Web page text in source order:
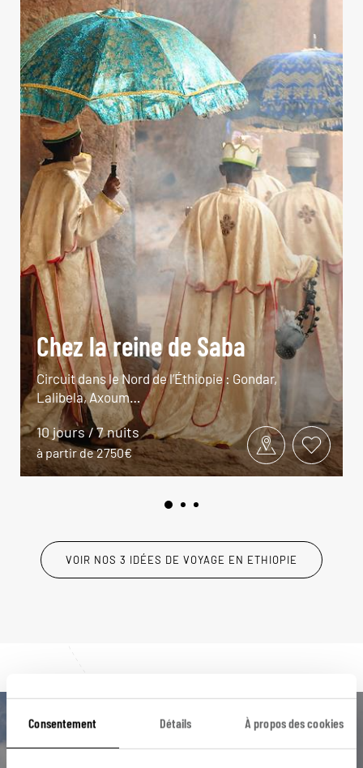
Consentement Détails À propos des cookies
Chez la reine de Saba
Circuit dans le Nord de l’Éthiopie : Gondar,
Lalibela, Axoum…
10 jours / 7 nuits
à partir de 2750€
VOIR NOS 3 IDÉES DE VOYAGE EN ETHIOPIE
Luciole,